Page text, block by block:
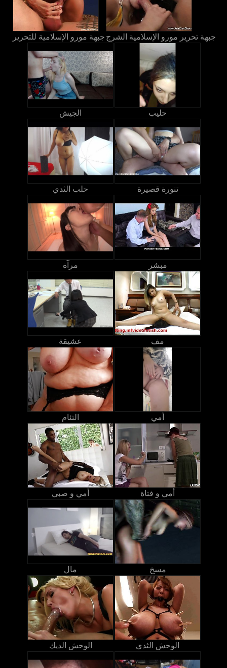
جبهة مورو الإسلامية للتحرير جبهة تحرير مورو الإسلامية الشرج
الجيش حليب
حلب الثدي تنورة قصيرة
مرآة مبشر
عشيقة مف
التئام أمي
أمي و صبي أمي و فتاة
مال مسخ
الوحش الديك الوحش الثدي